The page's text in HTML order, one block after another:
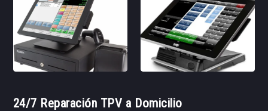
24/7 Reparación TPV a Domicilio